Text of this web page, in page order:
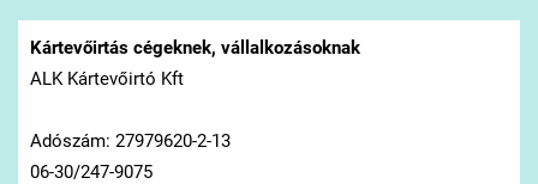
Kártevőirtás cégeknek, vállalkozásoknak
ALK Kártevőirtó Kft
Adószám: 27979620-2-13
06-30/247-9075